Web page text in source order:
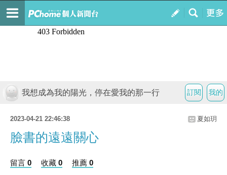
我的
訂閱
我想成為我的陽光，停在愛我的那一行
2023-04-21 22:46:38 夏如玥
臉書的遠遠關心
留言 0 收藏 0 推薦 0